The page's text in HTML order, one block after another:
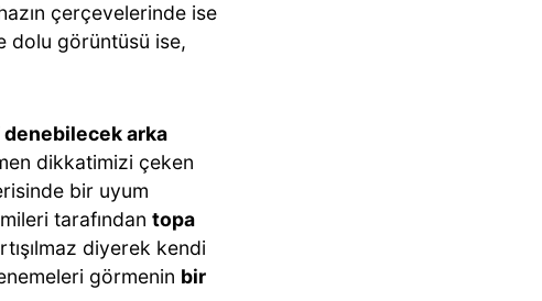
çerçevelerinde ise
dolu görüntüsü ise,
arka
dikkatimizi çeken
bir uyum
tarafından topa
diyerek kendi
görmenin bir